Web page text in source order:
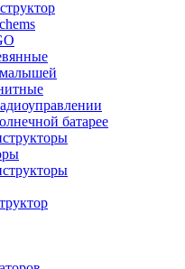
батарее